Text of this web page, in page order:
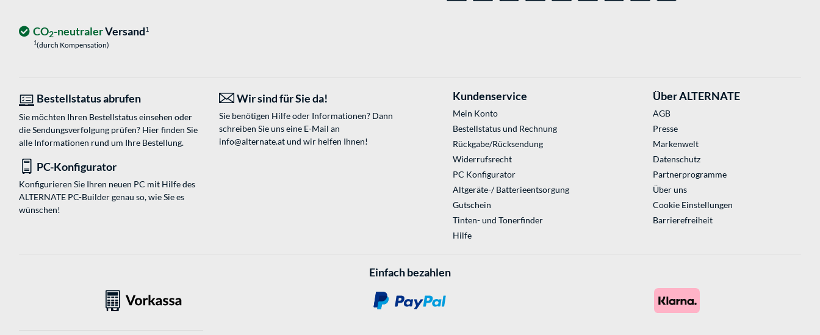
CO2-neutralerVersand1
1(durch Kompensation)
Bestellstatus abrufen
Sie möchten Ihren Bestellstatus einsehen oder
die Sendungsverfolgung prüfen? Hier finden Sie
alle Informationen rund um Ihre Bestellung.
Wir sind für Sie da!
Sie benötigen Hilfe oder Informationen? Dann
schreiben Sie uns eine E-Mail an
info@alternate.atund wir helfen Ihnen!
PC-Konfigurator
Konfigurieren Sie Ihren neuen PC mit Hilfe des
ALTERNATE PC-Builder genau so, wie Sie es
wünschen!
Kundenservice
Mein Konto
Bestellstatus und Rechnung
Rückgabe/Rücksendung
Widerrufsrecht
PC Konfigurator
Altgeräte-/ Batterieentsorgung
Gutschein
Tinten- und Tonerfinder
Hilfe
Über ALTERNATE
AGB
Presse
Markenwelt
Datenschutz
Partnerprogramme
Über uns
Cookie Einstellungen
Barrierefreiheit
Einfach bezahlen